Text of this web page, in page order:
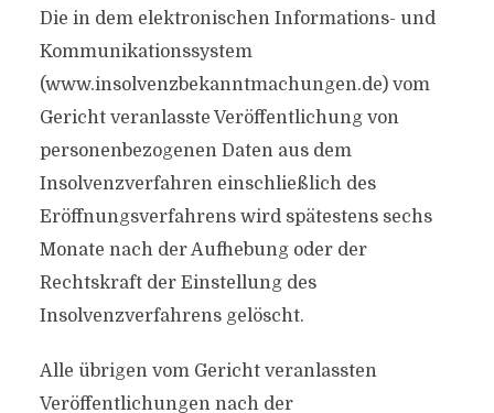
Die in dem elektronischen Informations- und
Kommunikationssystem
(www.insolvenzbekanntmachungen.de) vom
Gericht veranlasste Veröffentlichung von
personenbezogenen Daten aus dem
Insolvenzverfahren einschließlich des
Eröffnungsverfahrens wird spätestens sechs
Monate nach der Aufhebung oder der
Rechtskraft der Einstellung des
Insolvenzverfahrens gelöscht.
Alle übrigen vom Gericht veranlassten
Veröffentlichungen nach der